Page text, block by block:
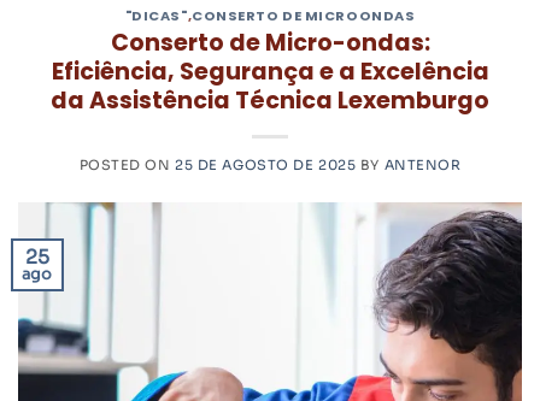
"DICAS",CONSERTO DE MICROONDAS
Conserto de Micro-ondas:
Eficiência, Segurança e a Excelência
da Assistência Técnica Lexemburgo
POSTED ON25 DE AGOSTO DE 2025 BY ANTENOR
25
ago